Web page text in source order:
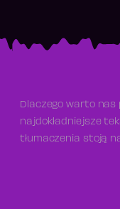
Dlaczego warto nas
najdokładniejsze
tłumaczenia stoją